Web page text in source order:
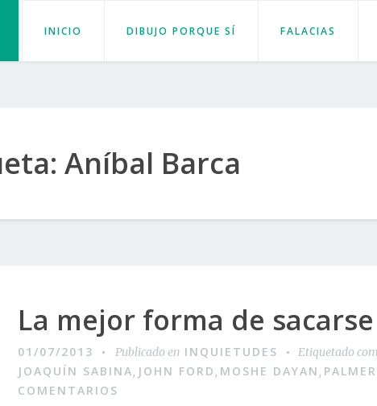
INICIO DIBUJO PORQUE SÍ FALACIAS
Aníbal Barca
La mejor forma de
01/07/2013 Publicado en INQUIETUDES Etiquetado
JOAQUÍN SABINA, JOHN FORD, MOSHE DAYAN,
COMENTARIOS